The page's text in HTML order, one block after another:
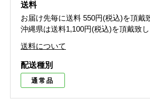
送料
お届け先毎に送料 550円(税込)を頂戴
沖縄県は送料1,100円(税込)を頂戴致し
送料について
配送種別
通常品